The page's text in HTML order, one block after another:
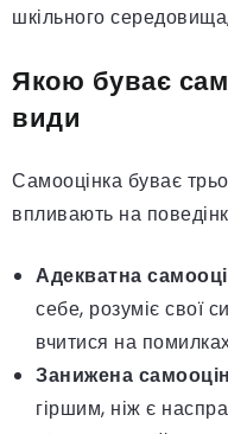
шкільного
Якою буває
види
Самооцінка буває
впливають на
Адекватна
себе, розуміє свої
вчитися на
Занижена
гіршим, ніж є